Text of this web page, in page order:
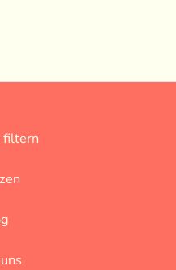
filtern